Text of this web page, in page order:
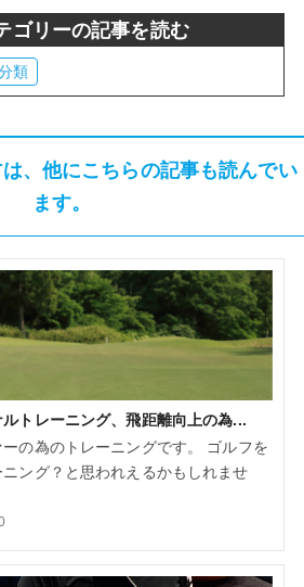
ゴリーの記事を読む
類
、他にこちらの記事も読んでい
ます。
トレーニング、飛距離向上の為...
の為のトレーニングです。 ゴルフを
ング？と思われえるかもしれませ